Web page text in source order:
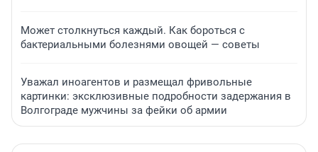
Может столкнуться каждый. Как бороться с
бактериальными болезнями овощей — советы
Уважал иноагентов и размещал фривольные
картинки: эксклюзивные подробности задержания в
Волгограде мужчины за фейки об армии